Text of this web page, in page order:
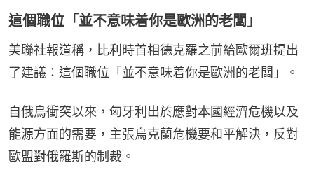
這個職位「並不意味着你是歐洲的老闆」
美聯社報道稱，比利時首相德克羅之前給歐爾班提出
了建議：這個職位「並不意味着你是歐洲的老闆」。
自俄烏衝突以來，匈牙利出於應對本國經濟危機以及
能源方面的需要，主張烏克蘭危機要和平解決，反對
歐盟對俄羅斯的制裁。